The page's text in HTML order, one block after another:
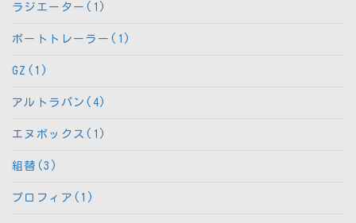
ラジエーター(1)
ボートトレーラー(1)
GZ(1)
アルトラパン(4)
エヌボックス(1)
組替(3)
プロフィア(1)